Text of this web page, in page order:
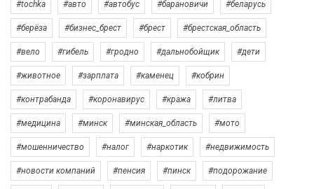
#tochka #авто #автобус #барановичи #беларусь
#берёза #бизнес_брест #брест #брестская_область
#вело #гибель #гродно #дальнобойщик #дети
#животное #зарплата #каменец #кобрин
#контрабанда #коронавирус #кража #литва
#медицина #минск #минская_область #мото
#мошенничество #налог #наркотик #недвижимость
#новости компаний #пенсия #пинск #подорожание